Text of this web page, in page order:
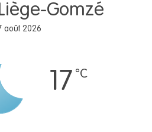
Gomzé
août 2026
17 °C